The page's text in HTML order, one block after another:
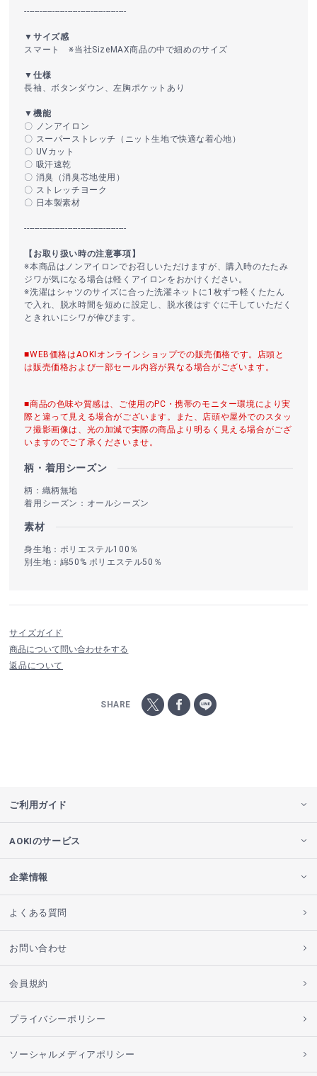
----------------------------------------
▼サイズ感
スマート ※当社SizeMAX商品の中で細めのサイズ
▼仕様
長袖、ボタンダウン、左胸ポケットあり
▼機能
〇 ノンアイロン
〇 スーパーストレッチ（ニット生地で快適な着心地）
〇 UVカット
〇 吸汗速乾
〇 消臭（消臭芯地使用）
〇 ストレッチヨーク
〇 日本製素材
----------------------------------------
【お取り扱い時の注意事項】
※本商品はノンアイロンでお召しいただけますが、購入時のたたみ
ジワが気になる場合は軽くアイロンをおかけください。
※洗濯はシャツのサイズに合った洗濯ネットに1枚ずつ軽くたたん
で入れ、脱水時間を短めに設定し、脱水後はすぐに干していただく
ときれいにシワが伸びます。
■WEB価格はAOKIオンラインショップでの販売価格です。店頭と
は販売価格および一部セール内容が異なる場合がございます。
■商品の色味や質感は、ご使用のPC・携帯のモニター環境により実
際と違って見える場合がございます。また、店頭や屋外でのスタッ
フ撮影画像は、光の加減で実際の商品より明るく見える場合がござ
いますのでご了承くださいませ。
柄・着用シーズン
柄：織柄無地
着用シーズン：オールシーズン
素材
身生地：ポリエステル100％
別生地：綿50% ポリエステル50％
サイズガイド
商品について問い合わせをする
返品について
SHARE
ご利用ガイド
AOKIのサービス
企業情報
よくある質問
お問い合わせ
会員規約
プライバシーポリシー
ソーシャルメディアポリシー